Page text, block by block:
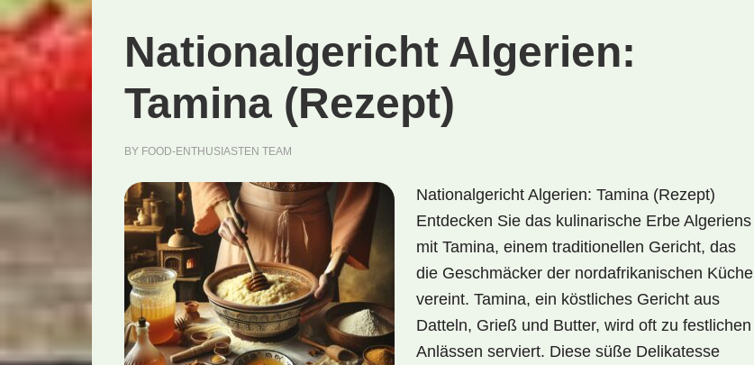
Nationalgericht Algerien:
Tamina (Rezept)
BY FOOD-ENTHUSIASTEN TEAM
Nationalgericht Algerien: Tamina (Rezept)
Entdecken Sie das kulinarische Erbe Algeriens
mit Tamina, einem traditionellen Gericht, das
die Geschmäcker der nordafrikanischen Küche
vereint. Tamina, ein köstliches Gericht aus
Datteln, Grieß und Butter, wird oft zu festlichen
Anlässen serviert. Diese süße Delikatesse